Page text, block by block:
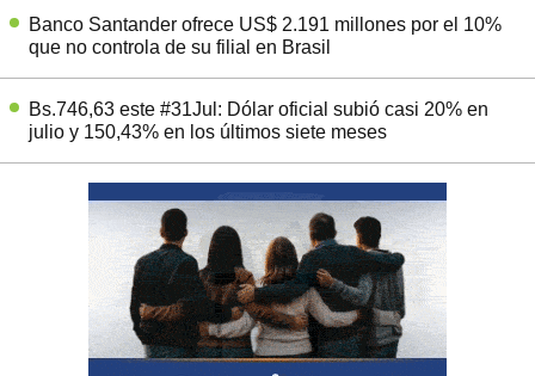
Banco Santander ofrece US$ 2.191 millones por el 10%
que no controla de su filial en Brasil
Bs.746,63 este #31Jul: Dólar oficial subió casi 20% en
julio y 150,43% en los últimos siete meses